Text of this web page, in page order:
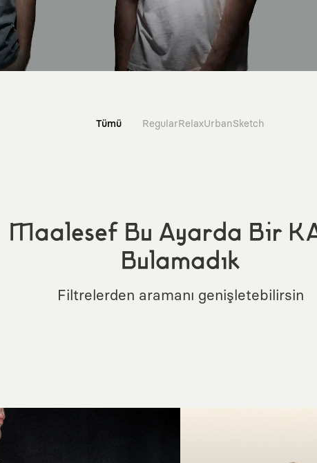
Tümü RegularRelaxUrbanSketch
Maalesef Bu Ayarda Bir
Bulamadık
Filtrelerden aramanı genişletebilirsin